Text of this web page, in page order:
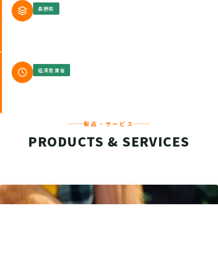
長野県
経済産業省
製品・サービス
PRODUCTS & SERVICES